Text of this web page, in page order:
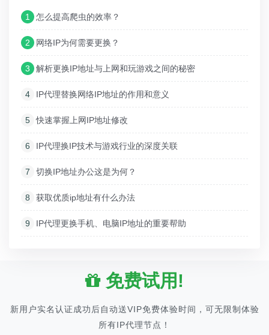
1 怎么提高爬虫的效率？
2 网络IP为何需要更换？
3 解析更换IP地址与上网和玩游戏之间的秘密
4 IP代理替换网络IP地址的作用和意义
5 快速掌握上网IP地址修改
6 IP代理换IP技术与游戏行业的深度关联
7 切换IP地址办公这是为何？
8 获取优质ip地址有什么办法
9 IP代理更换手机、电脑IP地址的重要帮助
免费试用!
新用户实名认证成功后自动送VIP免费体验时间，可无限制体验
所有IP代理节点！